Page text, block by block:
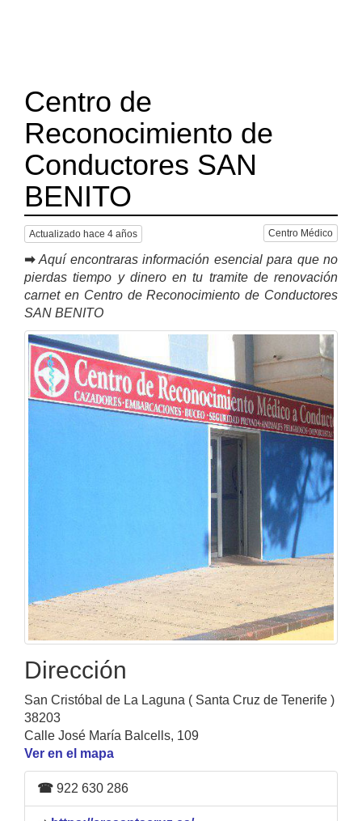
Centro de
Reconocimiento de
Conductores SAN
BENITO
Actualizado hace 4 años Centro Médico
➡ Aquí encontraras información esencial para que no
pierdas tiempo y dinero en tu tramite de renovación
carnet en Centro de Reconocimiento de Conductores
SAN BENITO
Dirección
San Cristóbal de La Laguna ( Santa Cruz de Tenerife )
38203
Calle José María Balcells, 109
Ver en el mapa
☎ 922 630 286